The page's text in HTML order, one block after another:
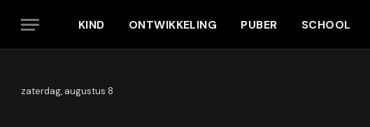
KIND ONTWIKKELING PUBER SCHOOL
zaterdag, augustus 8